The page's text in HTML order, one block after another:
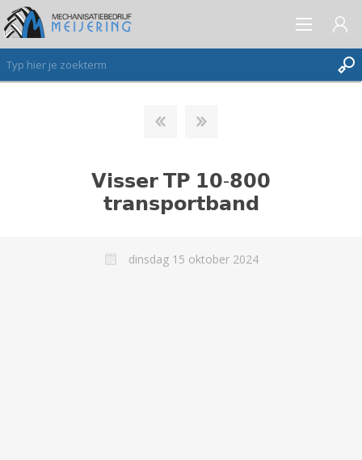
AANMELDEN ALS NIEUWE KLANT
VERLANGLIJST (0)
𝗩𝗶𝘀𝘀𝗲𝗿 𝗧𝗣 𝟭𝟬-𝟴𝟬𝟬
𝘁𝗿𝗮𝗻𝘀𝗽𝗼𝗿𝘁𝗯𝗮𝗻𝗱
dinsdag 15 oktober 2024